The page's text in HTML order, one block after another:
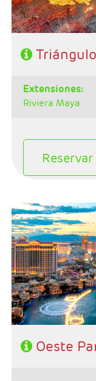
extensiones:
Riviera Maya
Reservar
- Salida: Lunes
- Ruta: Las
Monterey -
Riviera Maya
- Categoría
- Régimen:
Oeste